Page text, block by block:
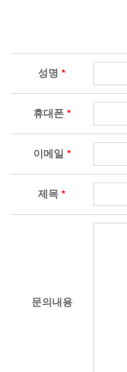
성명*
휴대폰 *
이메일 *
제목*
문의내용